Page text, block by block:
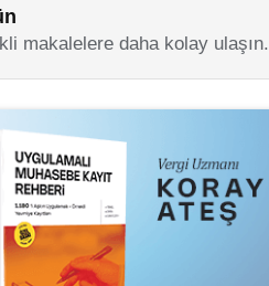
makalelere daha kolay ulaşın.